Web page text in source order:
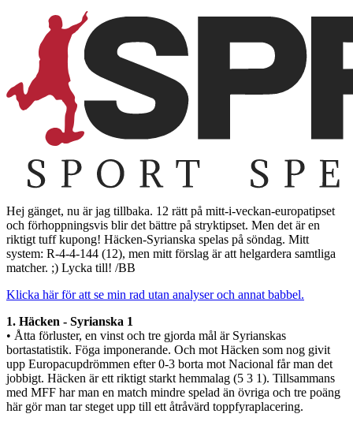
Hej gänget, nu är jag tillbaka. 12 rätt på mitt-i-veckan-europatipset
och förhoppningsvis blir det bättre på stryktipset. Men det är en
riktigt tuff kupong! Häcken-Syrianska spelas på söndag. Mitt
system: R-4-4-144 (12), men mitt förslag är att helgardera samtliga
matcher. ;) Lycka till! /BB
Klicka här för att se min rad utan analyser och annat babbel.
1. Häcken - Syrianska 1
• Åtta förluster, en vinst och tre gjorda mål är Syrianskas
bortastatistik. Föga imponerande. Och mot Häcken som nog givit
upp Europacupdrömmen efter 0-3 borta mot Nacional får man det
jobbigt. Häcken är ett riktigt starkt hemmalag (5 3 1). Tillsammans
med MFF har man en match mindre spelad än övriga och tre poäng
här gör man tar steget upp till ett åtråvärd toppfyraplacering.